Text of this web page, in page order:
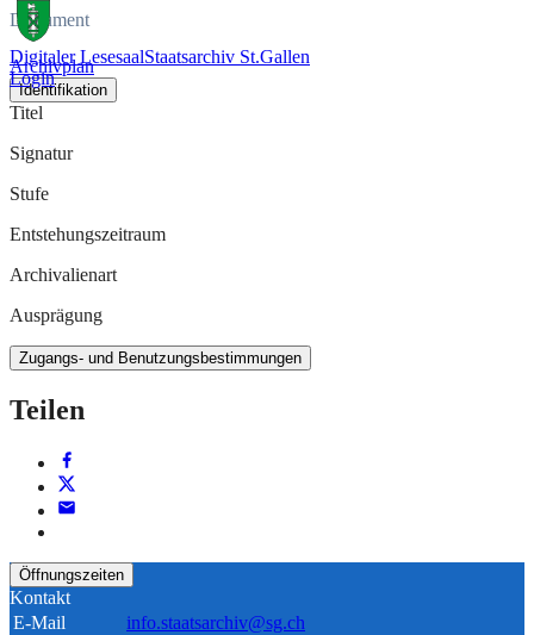
Digitaler LesesaalStaatsarchiv St.Gallen
Login
Dokument
Archivplan
Identifikation
Titel
Signatur
Stufe
Entstehungszeitraum
Archivalienart
Ausprägung
Zugangs- und Benutzungsbestimmungen
Teilen
Öffnungszeiten
Kontakt
E-Mail
info.staatsarchiv@sg.ch